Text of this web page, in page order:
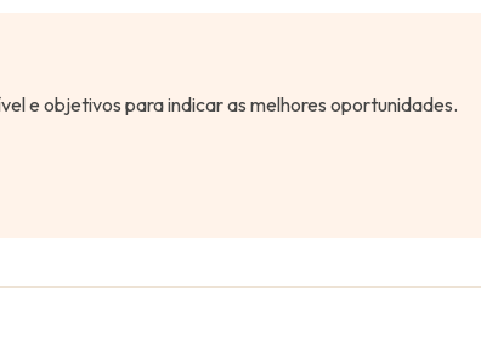
e objetivos para indicar as melhores oportunidades.